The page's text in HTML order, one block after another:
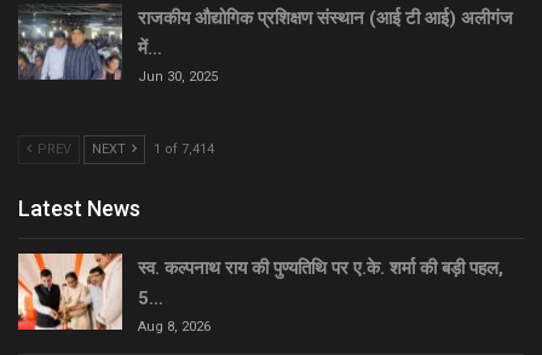
राजकीय औद्योगिक प्रशिक्षण संस्थान (आई टी आई) अलीगंज
में…
Jun 30, 2025
PREV NEXT 1 of 7,414
Latest News
स्व. कल्पनाथ राय की पुण्यतिथि पर ए.के. शर्मा की बड़ी पहल,
5…
Aug 8, 2026